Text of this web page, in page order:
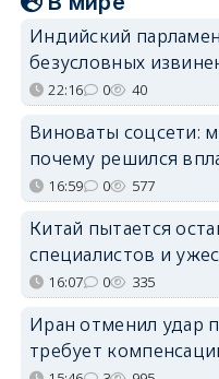
Индийский
безусловных
22:16 0 40
Виноваты соцсети:
почему решился
16:59 0 577
Китай пытается
специалистов и
16:07 0 335
Иран отменил удар
требует